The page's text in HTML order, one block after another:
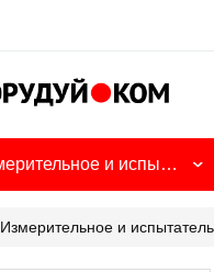
Измерительное и испытательное оборудование
Измерительное и